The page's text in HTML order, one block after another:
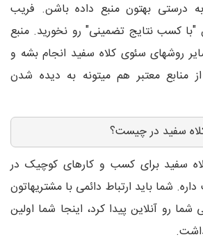
درستی بهتون منبع داده باشن. فریب
کسب نتایج تضمینی" رو نخورید. منبع
روشهای سئوی کلاه سفید انجام بشه و
از منابع معتبر هم میتونه به دیده شدن
سفید در چیست؟
سفید برای کسب و کارهای کوچیک در
شما باید ارتباط دائمی با مشتریهاتون
رو آنلاین پیدا کرد، اینجا شما اولین